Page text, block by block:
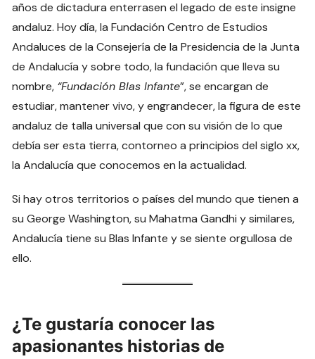
años de dictadura enterrasen el legado de este insigne
andaluz. Hoy día, la Fundación Centro de Estudios
Andaluces de la Consejería de la Presidencia de la Junta
de Andalucía y sobre todo, la fundación que lleva su
nombre, “Fundación Blas Infante”, se encargan de
estudiar, mantener vivo, y engrandecer, la figura de este
andaluz de talla universal que con su visión de lo que
debía ser esta tierra, contorneo a principios del siglo xx,
la Andalucía que conocemos en la actualidad.
Si hay otros territorios o países del mundo que tienen a
su George Washington, su Mahatma Gandhi y similares,
Andalucía tiene su Blas Infante y se siente orgullosa de
ello.
¿Te gustaría conocer las
apasionantes historias de